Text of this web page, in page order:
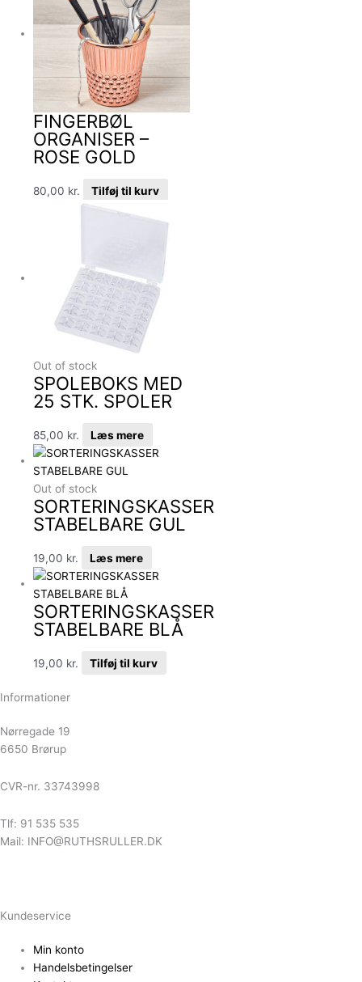
FINGERBØL
ORGANISER –
ROSE GOLD
80,00 kr. Tilføj til kurv
Out of stock
SPOLEBOKS MED
25 STK. SPOLER
85,00 kr. Læs mere
Out of stock
SORTERINGSKASSER
STABELBARE GUL
19,00 kr. Læs mere
SORTERINGSKASSER
STABELBARE BLÅ
19,00 kr. Tilføj til kurv
Informationer
Nørregade 19
6650 Brørup
CVR-nr. 33743998
Tlf: 91 535 535
Mail: INFO@RUTHSRULLER.DK
Kundeservice
Min konto
Handelsbetingelser